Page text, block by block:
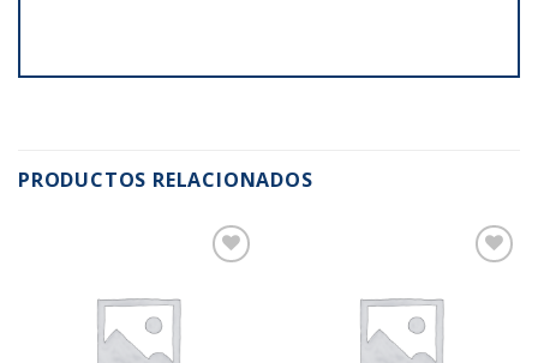
PRODUCTOS RELACIONADOS